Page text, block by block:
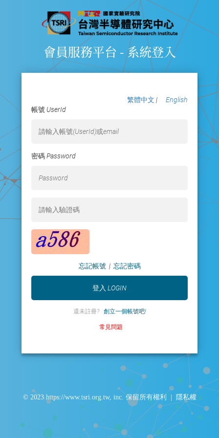
會員服務平台 - 系統登入
繁體中文 | English
帳號 UserId
密碼 Password
忘記帳號| 忘記密碼
還未註冊? 創立一個帳號吧!
常見問題
© 2023 https://www.tsri.org.tw, inc. 保留所有權利 | 隱私權